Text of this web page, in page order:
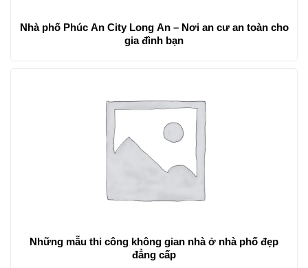
Nhà phố Phúc An City Long An – Nơi an cư an toàn cho
gia đình bạn
Những mẫu thi công không gian nhà ở nhà phố đẹp
đẳng cấp